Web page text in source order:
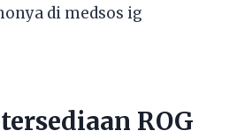
di medsos ig
ROG